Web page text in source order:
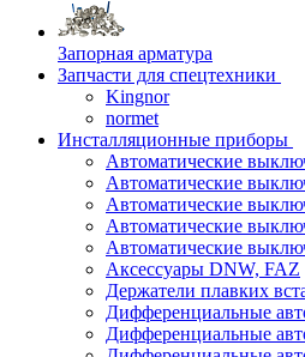
Запорная арматура
Запчасти для спецтехники
Kingnor
normet
Инсталляционные приборы
Автоматические
Автоматические
Автоматические
Автоматические
Автоматические
Аксессуары DNW, FAZ
Держатели плавких
Дифференциальные
Дифференциальные